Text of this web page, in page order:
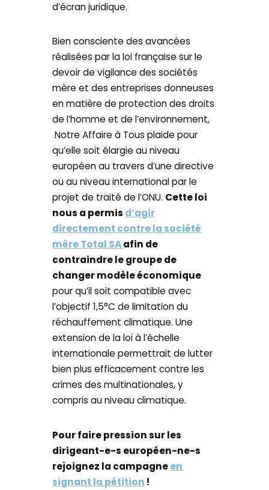
d’écran juridique.
Bien consciente des avancées
réalisées par la loi française sur le
devoir de vigilance des sociétés
mère et des entreprises donneuses
en matière de protection des droits
de l’homme et de l’environnement,
Notre Affaire à Tous plaide pour
qu’elle soit élargie au niveau
européen au travers d’une directive
ou au niveau international par le
projet de traité de l’ONU. Cette loi
nous a permis d’agir
directement contre la société
mère Total SAafin de
contraindre le groupe de
changer modèle économique
pour qu’il soit compatible avec
l’objectif 1,5°C de limitation du
réchauffement climatique. Une
extension de la loi à l’échelle
internationale permettrait de lutter
bien plus efficacement contre les
crimes des multinationales, y
compris au niveau climatique.
Pour faire pression sur les
dirigeant-e-s européen-ne-s
rejoignez la campagneen
signant la pétition !